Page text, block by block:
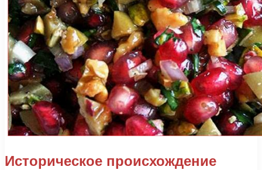
Историческое происхождение